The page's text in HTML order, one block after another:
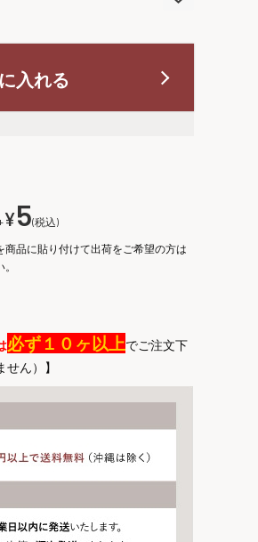
入れる
¥5 税込
品に貼り付けて出荷をご希望の方は
必ず１０ヶ以上でご注文下
ん）】